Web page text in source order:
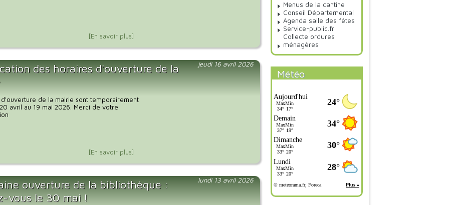
[En savoir plus]
jeudi 16 avril 2026
des horaires d'ouverture de la
d'ouverture de la mairie sont temporairement
avril au 19 mai 2026. Merci de votre
[En savoir plus]
lundi 13 avril 2026
ouverture de la bibliothèque :
vous le 30 mai !
Menus de la cantine
Conseil Départemental
Agenda salle des fêtes
Service-public.fr
Collecte ordures
ménagères
Météo